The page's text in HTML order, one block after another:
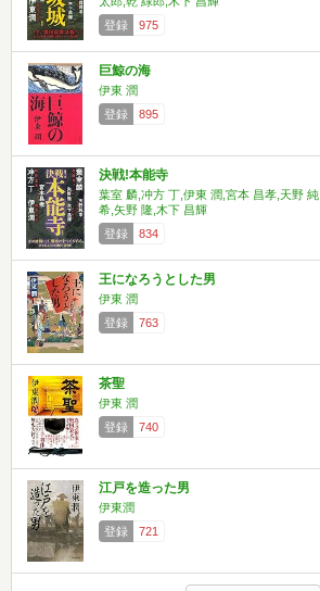
登録
975
巨鯨の海
伊東 潤
登録
895
決戦!本能寺
葉室 麟,冲方 丁,伊東 潤,宮本 昌孝,天野 純
希,矢野 隆,木下 昌輝
登録
834
王になろうとした男
伊東 潤
登録
763
茶聖
伊東 潤
登録
740
江戸を造った男
伊東潤
登録
721